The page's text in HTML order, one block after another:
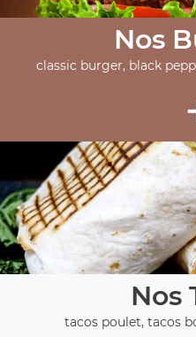
Nos
classic burger, black
Nos
tacos poulet, tacos